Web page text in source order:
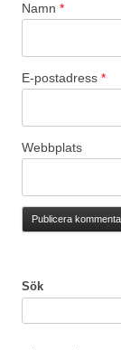
Namn *
E-postadress *
Webbplats
Sök